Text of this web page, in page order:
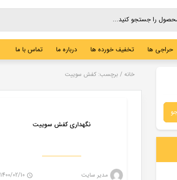
حراجی ها تخفیف خورده ها درباره ما تماس با ما
خانه / برچسب: کفش سوییت
نگهداری کفش سوییت
مدیر سایت 1400/02/10